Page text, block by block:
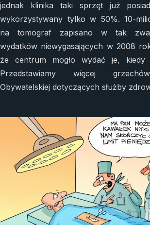
jednak klinika taki sprzęt już
wykorzystywany tylko w 50%. 10-
na tomograf zapisano w tak
wydatków niewygasających w 2008
że centrum mogło wydać je, kiedy
Przedstawiamy więcej
Obywatelskiej dotyczących służby